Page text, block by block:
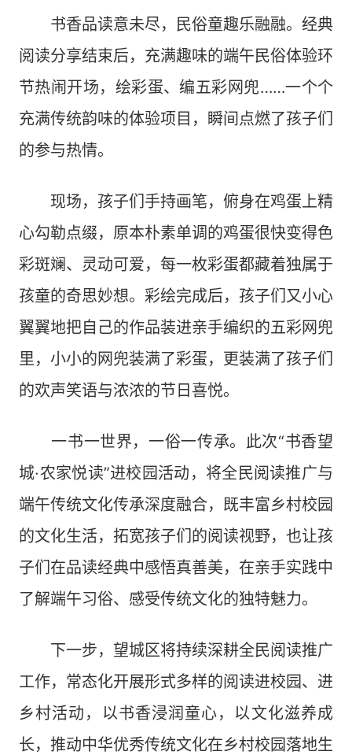
书香品读意未尽，民俗童趣乐融融。经典
阅读分享结束后，充满趣味的端午民俗体验环
节热闹开场，绘彩蛋、编五彩网兜……一个个
充满传统韵味的体验项目，瞬间点燃了孩子们
的参与热情。
现场，孩子们手持画笔，俯身在鸡蛋上精
心勾勒点缀，原本朴素单调的鸡蛋很快变得色
彩斑斓、灵动可爱，每一枚彩蛋都藏着独属于
孩童的奇思妙想。彩绘完成后，孩子们又小心
翼翼地把自己的作品装进亲手编织的五彩网兜
里，小小的网兜装满了彩蛋，更装满了孩子们
的欢声笑语与浓浓的节日喜悦。
一书一世界，一俗一传承。此次“书香望
城·农家悦读”进校园活动，将全民阅读推广与
端午传统文化传承深度融合，既丰富乡村校园
的文化生活，拓宽孩子们的阅读视野，也让孩
子们在品读经典中感悟真善美，在亲手实践中
了解端午习俗、感受传统文化的独特魅力。
下一步，望城区将持续深耕全民阅读推广
工作，常态化开展形式多样的阅读进校园、进
乡村活动，以书香浸润童心，以文化滋养成
长，推动中华优秀传统文化在乡村校园落地生